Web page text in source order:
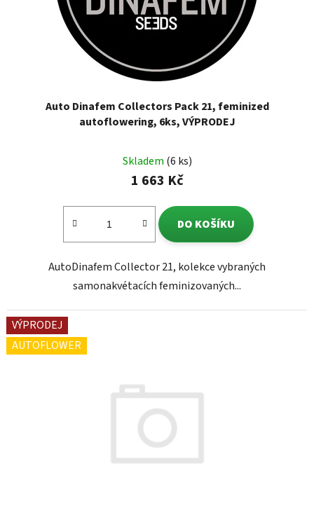
Auto Dinafem Collectors Pack 21, feminized
autoflowering, 6ks, VÝPRODEJ
Skladem (6 ks)
1 663 Kč
DO KOŠÍKU
AutoDinafem Collector 21, kolekce vybraných
samonakvétacích feminizovaných...
VÝPRODEJ
AUTOFLOWER